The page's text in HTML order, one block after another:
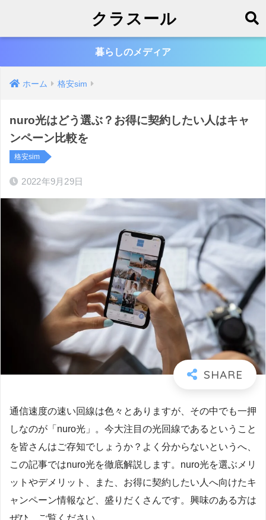
クラスール
暮らしのメディア
ホーム 格安sim
nuro光はどう選ぶ？お得に契約したい人はキャ
ンペーン比較を
格安sim
2022年9月29日
通信速度の速い回線は色々とありますが、その中でも一押
しなのが「nuro光」。今大注目の光回線であるということ
を皆さんはご存知でしょうか？よく分からないというへ、
この記事ではnuro光を徹底解説します。nuro光を選ぶメリ
ットやデメリット、また、お得に契約したい人へ向けたキ
ャンペーン情報など、盛りだくさんです。興味のある方は
ぜひ、ご覧ください。